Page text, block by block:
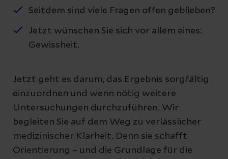
Seitdem sind viele Fragen offen geblieben?
Jetzt wünschen Sie sich vor allem eines:
Gewissheit.
Jetzt geht es darum, das Ergebnis sorgfältig
einzuordnen und wenn nötig weitere
Untersuchungen durchzuführen. Wir
begleiten Sie auf dem Weg zu verlässlicher
medizinischer Klarheit. Denn sie schafft
Orientierung – und die Grundlage für die